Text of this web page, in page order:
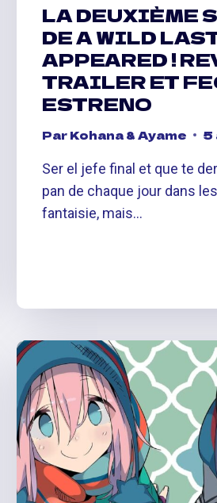
LA DEUXIÈME
DE A WILD
APPEARED !
TRAILER ET
ESTRENO
Par Kohana & Ayame 5
Ser el jefe final et que te
pan de chaque jour dans
fantaisie, mais…